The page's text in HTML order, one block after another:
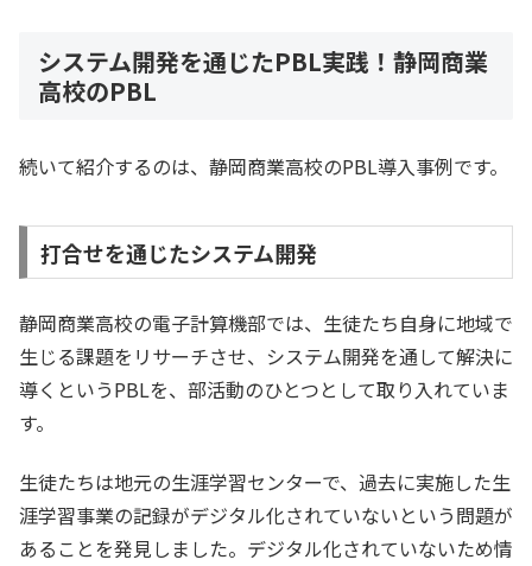
システム開発を通じたPBL実践！静岡商業
高校のPBL
続いて紹介するのは、静岡商業高校のPBL導入事例です。
打合せを通じたシステム開発
静岡商業高校の電子計算機部では、生徒たち自身に地域で
生じる課題をリサーチさせ、システム開発を通して解決に
導くというPBLを、部活動のひとつとして取り入れていま
す。
生徒たちは地元の生涯学習センターで、過去に実施した生
涯学習事業の記録がデジタル化されていないという問題が
あることを発見しました。デジタル化されていないため情